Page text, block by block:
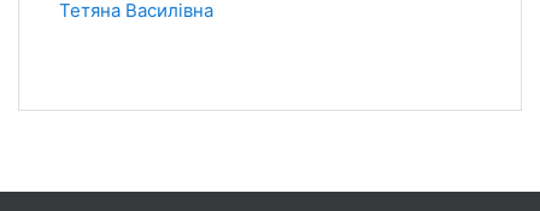
Тетяна Василівна